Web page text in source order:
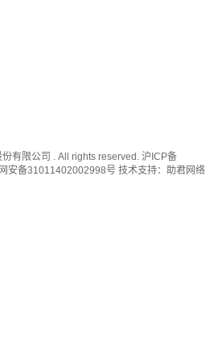
有限公司 . All rights reserved. 沪ICP备
安备31011402002998号 技术支持： 助君网络